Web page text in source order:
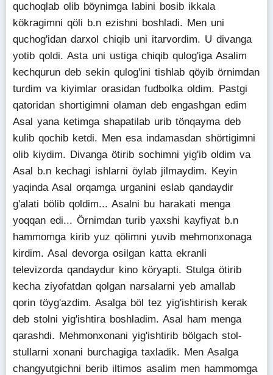
quchoqlab olib böynimga labini bosib ikkala
kökragimni qöli b.n ezishni boshladi. Men uni
quchog'idan darxol chiqib uni itarvordim. U divanga
yotib qoldi. Asta uni ustiga chiqib qulog'iga Asalim
kechqurun deb sekin qulog'ini tishlab qöyib örnimdan
turdim va kiyimlar orasidan fudbolka oldim. Pastgi
qatoridan shortigimni olaman deb engashgan edim
Asal yana ketimga shapatilab urib tönqayma deb
kulib qochib ketdi. Men esa indamasdan shörtigimni
olib kiydim. Divanga ötirib sochimni yig'ib oldim va
Asal b.n kechagi ishlarni öylab jilmaydim. Keyin
yaqinda Asal orqamga urganini eslab qandaydir
g'alati bölib qoldim... Asalni bu harakati menga
yoqqan edi... Örnimdan turib yaxshi kayfiyat b.n
hammomga kirib yuz qölimni yuvib mehmonxonaga
kirdim. Asal devorga osilgan katta ekranli
televizorda qandaydur kino köryapti. Stulga ötirib
kecha ziyofatdan qolgan narsalarni yeb amallab
qorin töyg'azdim. Asalga böl tez yig'ishtirish kerak
deb stolni yig'ishtira boshladim. Asal ham menga
qarashdi. Mehmonxonani yig'ishtirib bölgach stol-
stullarni xonani burchagiga taxladik. Men Asalga
changyutgichni berib iltimos asalim men hammomga